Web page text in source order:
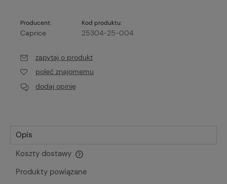
Producent:
Caprice
Kod produktu:
25304-25-004
zapytaj o produkt
poleć znajomemu
dodaj opinię
Opis
Koszty dostawy
Cena nie zawiera ewentualnych kosztów płatności
Produkty powiązane